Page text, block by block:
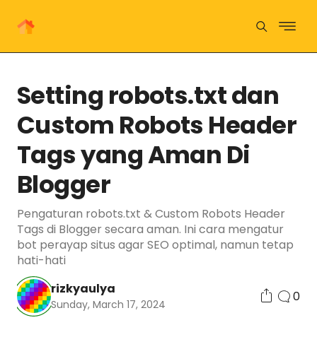
Setting robots.txt dan
Custom Robots Header
Tags yang Aman Di
Blogger
Pengaturan robots.txt & Custom Robots Header
Tags di Blogger secara aman. Ini cara mengatur
bot perayap situs agar SEO optimal, namun tetap
hati-hati
rizkyaulya
Sunday, March 17, 2024
0